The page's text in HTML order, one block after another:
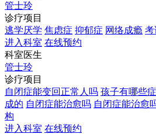
管士玲
诊疗项目
逃学厌学 焦虑症 抑郁症 网络成瘾 考
进入科室 在线预约
科室医生
管士玲
诊疗项目
自闭症能变回正常人吗 孩子有哪些
成的 自闭症能治愈吗 自闭症能治愈
构
进入科室 在线预约